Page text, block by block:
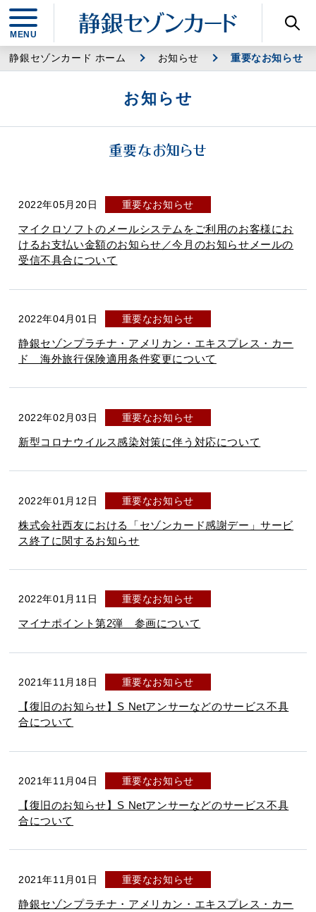
静銀セゾンカード ホーム お知らせ 重要なお知らせ
お知らせ
重要なお知らせ
2022年05月20日 重要なお知らせ
マイクロソフトのメールシステムをご利用のお客様にお
けるお支払い金額のお知らせ／今月のお知らせメールの
受信不具合について
2022年04月01日 重要なお知らせ
静銀セゾンプラチナ・アメリカン・エキスプレス・カー
ド 海外旅行保険適用条件変更について
2022年02月03日 重要なお知らせ
新型コロナウイルス感染対策に伴う対応について
2022年01月12日 重要なお知らせ
株式会社西友における「セゾンカード感謝デー」サービ
ス終了に関するお知らせ
2022年01月11日 重要なお知らせ
マイナポイント第2弾 参画について
2021年11月18日 重要なお知らせ
【復旧のお知らせ】S Netアンサーなどのサービス不具
合について
2021年11月04日 重要なお知らせ
【復旧のお知らせ】S Netアンサーなどのサービス不具
合について
2021年11月01日 重要なお知らせ
静銀セゾンプラチナ・アメリカン・エキスプレス・カー